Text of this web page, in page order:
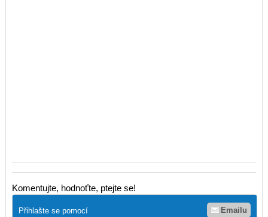
Komentujte, hodnoťte, ptejte se!
Přihlašte se pomocí Emailu